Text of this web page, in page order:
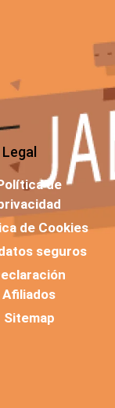
Legal
de
de Cookies
seguros
Afiliados
Sitemap